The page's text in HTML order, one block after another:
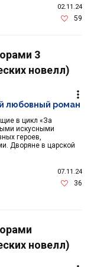
02.11.24
59
3
новелл)
в цикл «За
искусными
героев,
Дворяне в царской
любовный роман
07.11.24
36
новелл)